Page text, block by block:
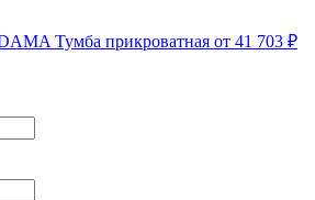
Тумба прикроватная от 41 703 ₽